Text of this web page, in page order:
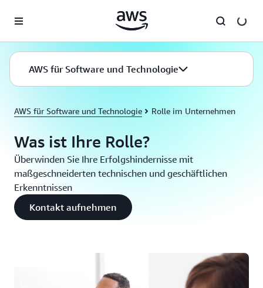
Überspringen zum Hauptinhalt
AWS für Software und Technologie
AWS für Software und Technologie Rolle im Unternehmen
Was ist Ihre Rolle?
Überwinden Sie Ihre Erfolgshindernisse mit
maßgeschneiderten technischen und geschäftlichen
Erkenntnissen
Kontakt aufnehmen